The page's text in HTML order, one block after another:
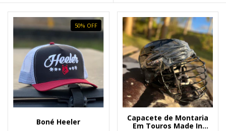
50% OFF
Boné Heeler
Capacete de Montaria
Em Touros Made In